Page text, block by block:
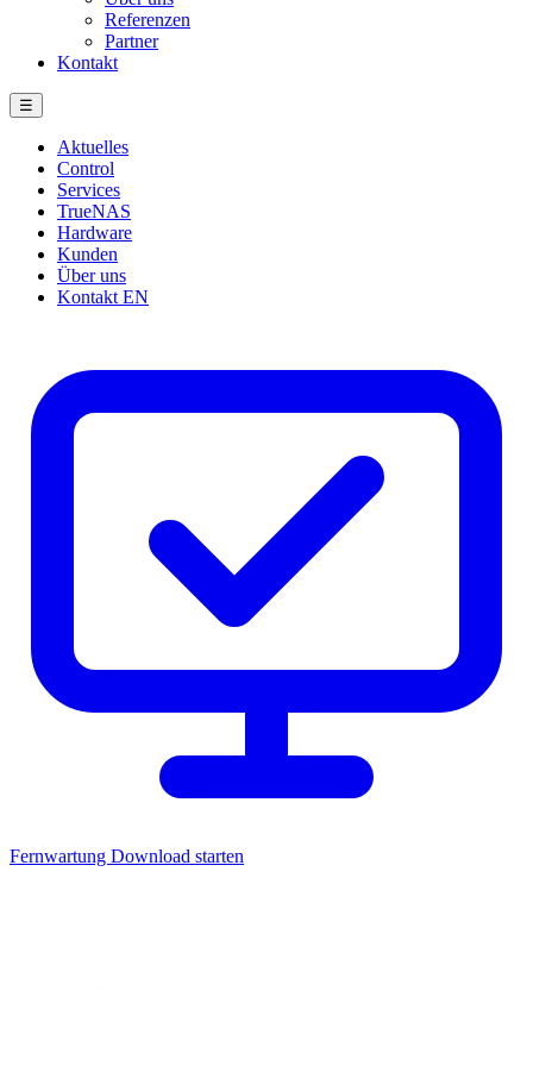
Referenzen
Partner
Kontakt
☰
Aktuelles
Control
Services
TrueNAS
Hardware
Kunden
Über uns
Kontakt EN
Fernwartung Download starten